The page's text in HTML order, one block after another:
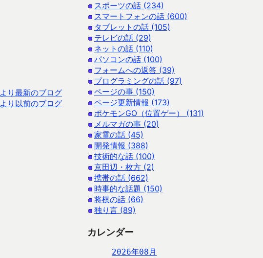
より最新のブログ
より以前のブログ
スポーツの話 (234)
スマートフォンの話 (600)
タブレットの話 (105)
テレビの話 (29)
ネットの話 (110)
パソコンの話 (100)
フォームへの返答 (39)
プログラミングの話 (97)
ページの事 (150)
ページ更新情報 (173)
ポケモンGO（位置ゲー） (131)
メルマガの事 (20)
家電の話 (45)
開発情報 (388)
技術的な話 (100)
京田辺・枚方 (2)
携帯の話 (662)
時事的な話題 (150)
将棋の話 (66)
独り言 (89)
カレンダー
2026年08月